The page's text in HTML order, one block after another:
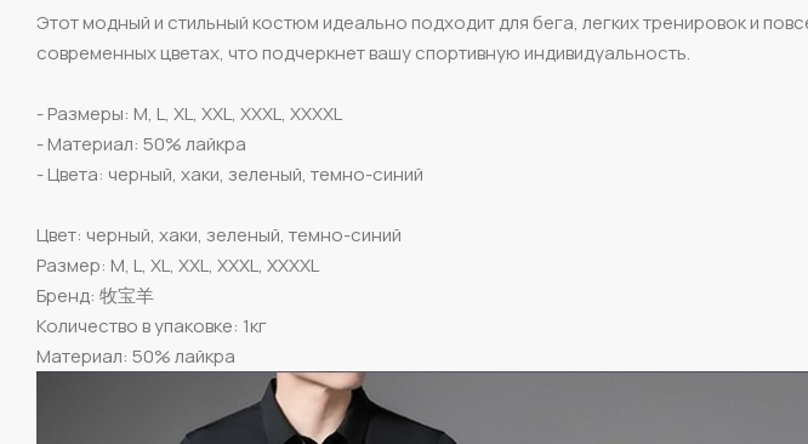
Этот модный и стильный костюм идеально подходит для бега, легких тренировок и
современных цветах, что подчеркнет вашу спортивную индивидуальность.
- Размеры: M, L, XL, XXL, XXXL, XXXXL
- Материал: 50% лайкра
- Цвета: черный, хаки, зеленый, темно-синий
Цвет: черный, хаки, зеленый, темно-синий
Размер: M, L, XL, XXL, XXXL, XXXXL
Бренд: 牧宝羊
Количество в упаковке: 1кг
Материал: 50% лайкра